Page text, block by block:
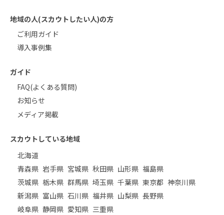
地域の人(スカウトしたい人)の方
ご利用ガイド
導入事例集
ガイド
FAQ(よくある質問)
お知らせ
メディア掲載
スカウトしている地域
北海道
青森県 岩手県 宮城県 秋田県 山形県 福島県
茨城県 栃木県 群馬県 埼玉県 千葉県 東京都 神奈川県
新潟県 富山県 石川県 福井県 山梨県 長野県
岐阜県 静岡県 愛知県 三重県